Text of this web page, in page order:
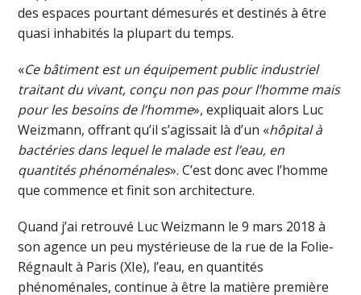
des espaces pourtant démesurés et destinés à être
quasi inhabités la plupart du temps.
«Ce bâtiment est un équipement public industriel
traitant du vivant, conçu non pas pour l’homme mais
pour les besoins de l’homme», expliquait alors Luc
Weizmann, offrant qu’il s’agissait là d’un «hôpital à
bactéries dans lequel le malade est l’eau, en
quantités phénoménales». C’est donc avec l’homme
que commence et finit son architecture.
Quand j’ai retrouvé Luc Weizmann le 9 mars 2018 à
son agence un peu mystérieuse de la rue de la Folie-
Régnault à Paris (XIe), l’eau, en quantités
phénoménales, continue à être la matière première